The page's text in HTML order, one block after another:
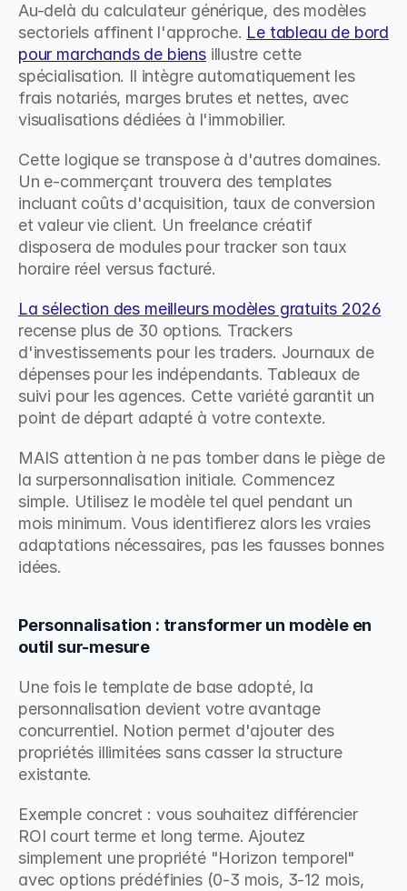
Au-delà du calculateur générique, des modèles
sectoriels affinent l'approche. Le tableau de bord
pour marchands de biens illustre cette
spécialisation. Il intègre automatiquement les
frais notariés, marges brutes et nettes, avec
visualisations dédiées à l'immobilier.
Cette logique se transpose à d'autres domaines.
Un e-commerçant trouvera des templates
incluant coûts d'acquisition, taux de conversion
et valeur vie client. Un freelance créatif
disposera de modules pour tracker son taux
horaire réel versus facturé.
La sélection des meilleurs modèles gratuits 2026
recense plus de 30 options. Trackers
d'investissements pour les traders. Journaux de
dépenses pour les indépendants. Tableaux de
suivi pour les agences. Cette variété garantit un
point de départ adapté à votre contexte.
MAIS attention à ne pas tomber dans le piège de
la surpersonnalisation initiale. Commencez
simple. Utilisez le modèle tel quel pendant un
mois minimum. Vous identifierez alors les vraies
adaptations nécessaires, pas les fausses bonnes
idées.
Personnalisation : transformer un modèle en
outil sur-mesure
Une fois le template de base adopté, la
personnalisation devient votre avantage
concurrentiel. Notion permet d'ajouter des
propriétés illimitées sans casser la structure
existante.
Exemple concret : vous souhaitez différencier
ROI court terme et long terme. Ajoutez
simplement une propriété "Horizon temporel"
avec options prédéfinies (0-3 mois, 3-12 mois,